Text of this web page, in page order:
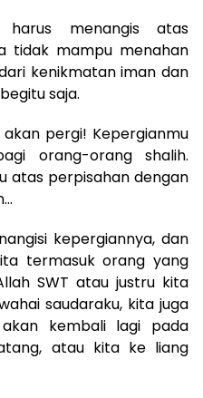
harus menangis atas
tidak mampu menahan
kenikmatan iman dan
saja.
pergi! Kepergianmu
orang-orang shalih.
atas perpisahan dengan
kepergiannya, dan
termasuk orang yang
SWT atau justru kita
saudaraku, kita juga
kembali lagi pada
atau kita ke liang